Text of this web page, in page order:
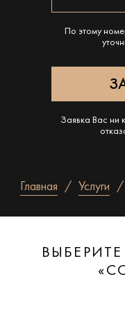
По этому
Заявка Вас ни
Главная Услуги